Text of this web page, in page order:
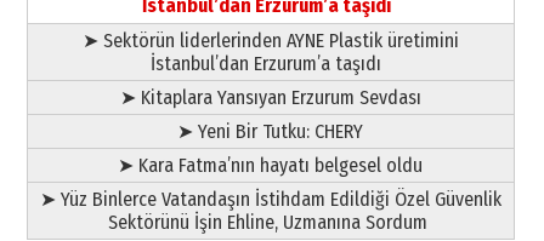
İstanbul’dan Erzurum’a taşıdı
➤ Sektörün liderlerinden AYNE Plastik üretimini
İstanbul’dan Erzurum’a taşıdı
➤ Kitaplara Yansıyan Erzurum Sevdası
➤ Yeni Bir Tutku: CHERY
➤ Kara Fatma’nın hayatı belgesel oldu
➤ Yüz Binlerce Vatandaşın İstihdam Edildiği Özel Güvenlik
Sektörünü İşin Ehline, Uzmanına Sordum